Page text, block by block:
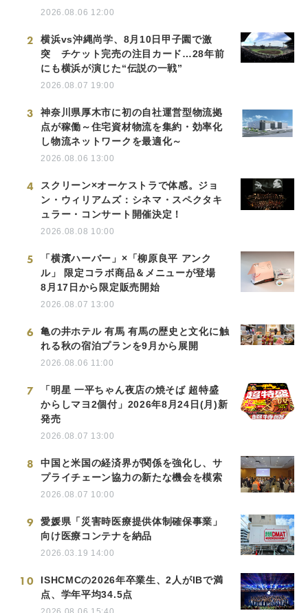
2026.08.06 12:00
2
横浜vs沖縄尚学、8月10日甲子園で激
突 チケット完売の注目カード…28年前
にも横浜が演じた“伝説の一戦”
2026.08.07 19:00
3
神奈川県厚木市に初の自社運営型物流拠
点が稼働～住宅資材物流を集約・効率化
し物流ネットワークを最適化～
2026.08.06 13:00
4
スクリーン×オーケストラで体感。ジョ
ン・ウィリアムズ：シネマ・スペクタキ
ュラー・コンサート開催決定！
2026.08.08 10:00
5
「横濱ハーバー」×「柳原良平 アンク
ル」 限定コラボ商品＆メニューが登場
8月17日から限定販売開始
2026.08.07 13:00
6
亀の井ホテル 有馬 有馬の歴史と文化に触
れる秋の宿泊プランを9月から展開
2026.08.06 11:00
7
「明星 一平ちゃん夜店の焼そば 超特盛
からしマヨ2個付」2026年8月24日(月)新
発売
2026.08.07 13:00
8
中国と米国の経済界が関係を強化し、サ
プライチェーン協力の新たな機会を模索
2026.08.07 10:00
9
愛媛県「災害時医療提供体制確保事業」
向け医療コンテナを納品
2026.03.19 14:00
10
ISHCMCの2026年卒業生、2人がIBで満
点、学年平均34.5点